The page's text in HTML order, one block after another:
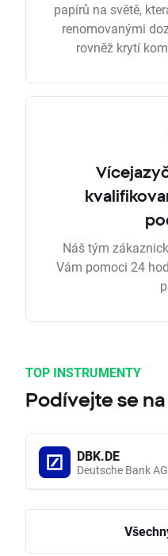
papírů na světě,
renomovanými
rovněž krytí
Náš tým
Vám pomoci 24
TOP INSTRUMENTY
Podívejte se
DBK.DE
Deutsche Bank AG